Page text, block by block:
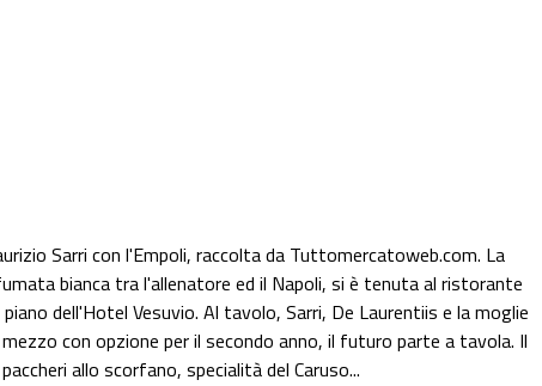
Sarri con l'Empoli, raccolta da Tuttomercatoweb.com. La
bianca tra l'allenatore ed il Napoli, si è tenuta al ristorante
dell'Hotel Vesuvio. Al tavolo, Sarri, De Laurentiis e la moglie
con opzione per il secondo anno, il futuro parte a tavola. Il
allo scorfano, specialità del Caruso...